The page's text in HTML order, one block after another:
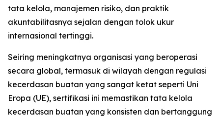
tata kelola, manajemen risiko, dan praktik
akuntabilitasnya sejalan dengan tolok ukur
internasional tertinggi.
Seiring meningkatnya organisasi yang beroperasi
secara global, termasuk di wilayah dengan regulasi
kecerdasan buatan yang sangat ketat seperti Uni
Eropa (UE), sertifikasi ini memastikan tata kelola
kecerdasan buatan yang konsisten dan bertanggung